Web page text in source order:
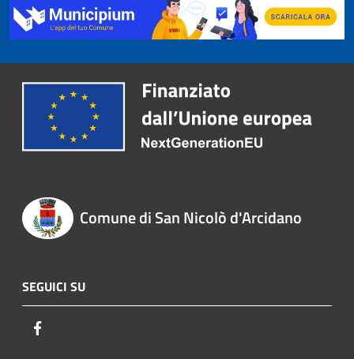
Comune di San Nicolò d'Arcidano
SEGUICI SU